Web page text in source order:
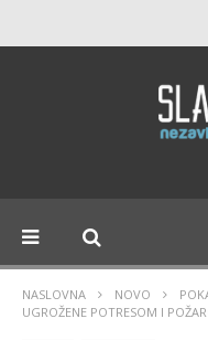
NASLOVNA NOVO
UGROŽENE POTRESOM I